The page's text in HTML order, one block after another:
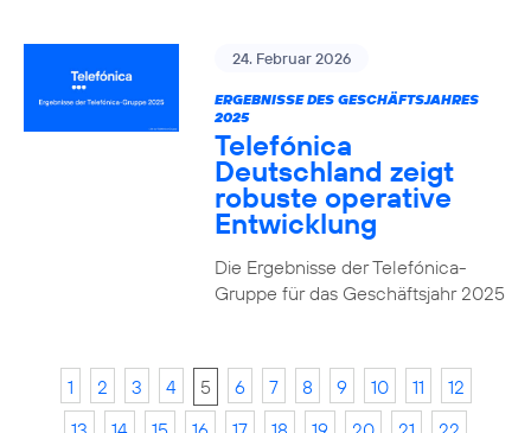
24. Februar 2026
ERGEBNISSE DES GESCHÄFTSJAHRES
2025
Telefónica
Deutschland zeigt
robuste operative
Entwicklung
Die Ergebnisse der Telefónica-
Gruppe für das Geschäftsjahr 2025
1 2 3 4 5 6 7 8 9 10 11
12